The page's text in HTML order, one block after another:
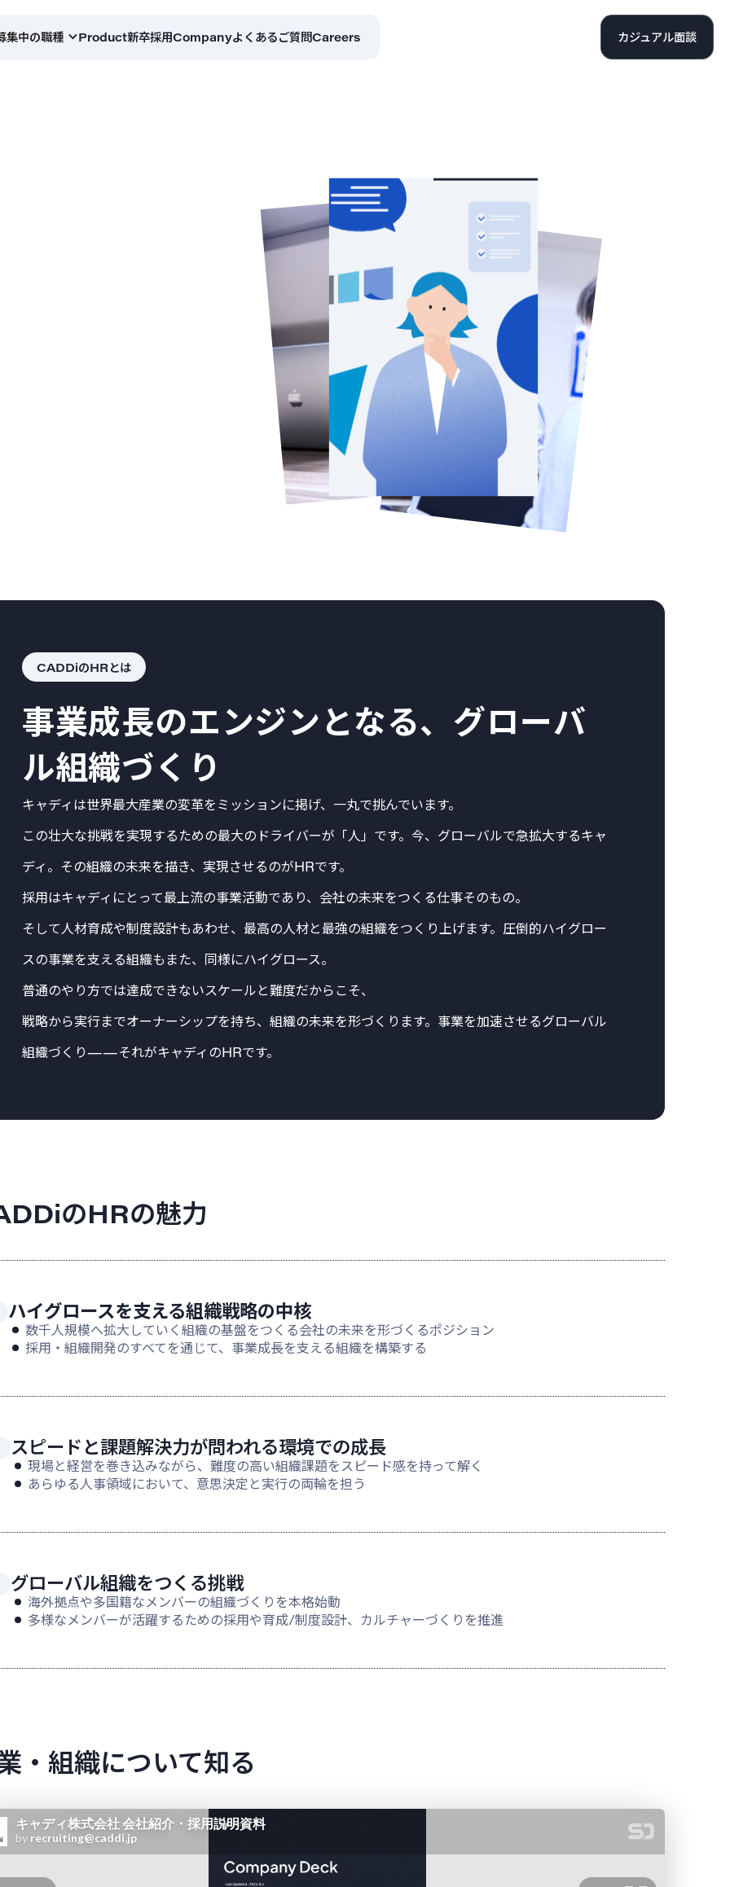
集中の職種 Product新卒採用Companyよくあるご質問Careers カジュアル面談
CADDiのHRとは
事業成長のエンジンとなる、グローバ
ル組織づくり
キャディは世界最大産業の変革をミッションに掲げ、一丸で挑んでいます。
この壮大な挑戦を実現するための最大のドライバーが「人」です。今、グローバルで急拡大するキャ
ディ。その組織の未来を描き、実現させるのがHRです。
採用はキャディにとって最上流の事業活動であり、会社の未来をつくる仕事そのもの。
そして人材育成や制度設計もあわせ、最高の人材と最強の組織をつくり上げます。圧倒的ハイグロー
スの事業を支える組織もまた、同様にハイグロース。
普通のやり方では達成できないスケールと難度だからこそ、
戦略から実行までオーナーシップを持ち、組織の未来を形づくります。事業を加速させるグローバル
組織づくり——それがキャディのHRです。
のHRの魅力
ハイグロースを支える組織戦略の中核
数千人規模へ拡大していく組織の基盤をつくる会社の未来を形づくるポジション
採用・組織開発のすべてを通じて、事業成長を支える組織を構築する
スピードと課題解決力が問われる環境での成長
現場と経営を巻き込みながら、難度の高い組織課題をスピード感を持って解く
あらゆる人事領域において、意思決定と実行の両輪を担う
グローバル組織をつくる挑戦
海外拠点や多国籍なメンバーの組織づくりを本格始動
多様なメンバーが活躍するための採用や育成/制度設計、カルチャーづくりを推進
・組織について知る